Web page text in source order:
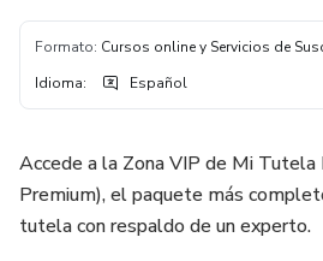
Formato: Cursos online y Servicios de
Idioma: Español
Accede a la Zona VIP de Mi Tutela
Premium), el paquete más
tutela con respaldo de un experto.